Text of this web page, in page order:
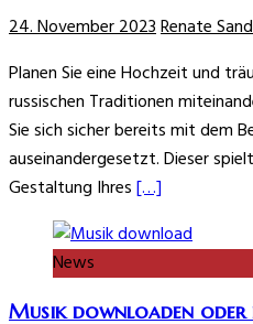
24. November 2023Renate
Planen Sie eine Hochzeit und
russischen Traditionen
Sie sich sicher bereits mit dem
auseinandergesetzt. Dieser
Gestaltung Ihres[…]
News
Musik downloaden oder